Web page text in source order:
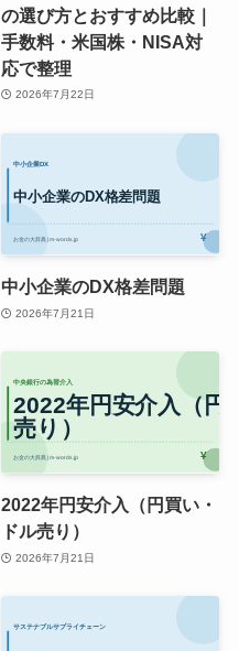
の選び方とおすすめ比較｜
手数料・米国株・NISA対
応で整理
2026年7月22日
中小企業のDX格差問題
2026年7月21日
2022年円安介入（円買い・
ドル売り）
2026年7月21日